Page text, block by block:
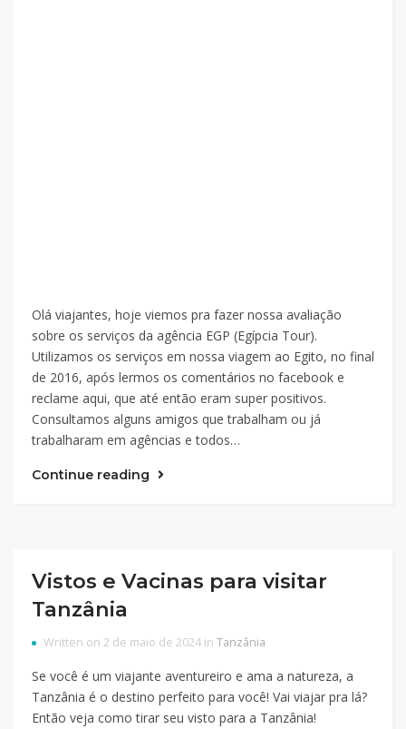
Olá viajantes, hoje viemos pra fazer nossa avaliação
sobre os serviços da agência EGP (Egípcia Tour).
Utilizamos os serviços em nossa viagem ao Egito, no final
de 2016, após lermos os comentários no facebook e
reclame aqui, que até então eram super positivos.
Consultamos alguns amigos que trabalham ou já
trabalharam em agências e todos…
Continue reading
Vistos e Vacinas para visitar
Tanzânia
Written on 2 de maio de 2024 in Tanzânia
Se você é um viajante aventureiro e ama a natureza, a
Tanzânia é o destino perfeito para você! Vai viajar pra lá?
Então veja como tirar seu visto para a Tanzânia!